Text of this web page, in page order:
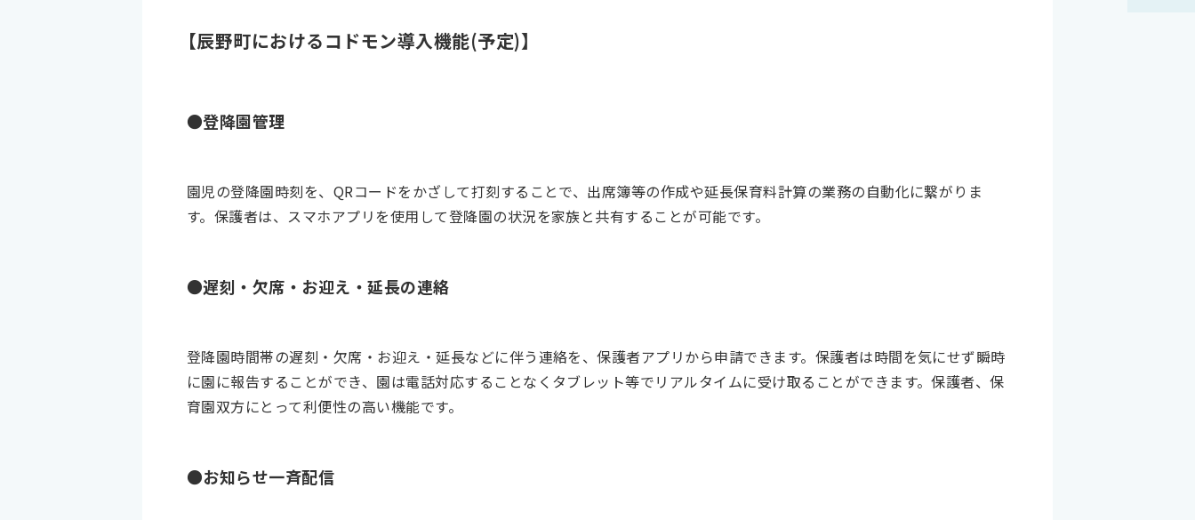
【辰野町におけるコドモン導入機能(予定)】
●登降園管理
園児の登降園時刻を、QRコードをかざして打刻することで、出席簿等の作成や延長保育料計算の業務の自動化に繋がりま
す。保護者は、スマホアプリを使用して登降園の状況を家族と共有することが可能です。
●遅刻・欠席・お迎え・延長の連絡
登降園時間帯の遅刻・欠席・お迎え・延長などに伴う連絡を、保護者アプリから申請できます。保護者は時間を気にせず瞬時
に園に報告することができ、園は電話対応することなくタブレット等でリアルタイムに受け取ることができます。保護者、保
育園双方にとって利便性の高い機能です。
●お知らせ一斉配信